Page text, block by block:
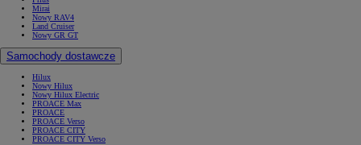
Mirai
Nowy RAV4
Land Cruiser
Nowy GR GT
Samochody dostawcze
Hilux
Nowy Hilux
Nowy Hilux Electric
PROACE Max
PROACE
PROACE Verso
PROACE CITY
PROACE CITY Verso